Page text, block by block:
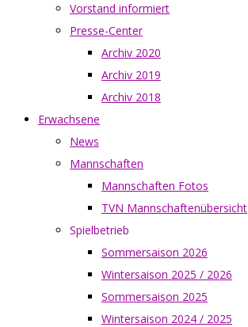
Vorstand informiert
Presse-Center
Archiv 2020
Archiv 2019
Archiv 2018
Erwachsene
News
Mannschaften
Mannschaften Fotos
TVN Mannschaftenübersicht
Spielbetrieb
Sommersaison 2026
Wintersaison 2025 / 2026
Sommersaison 2025
Wintersaison 2024 / 2025